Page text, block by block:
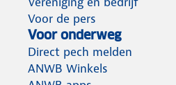
Voor de pers
Voor onderweg
Direct pech melden
ANWB Winkels